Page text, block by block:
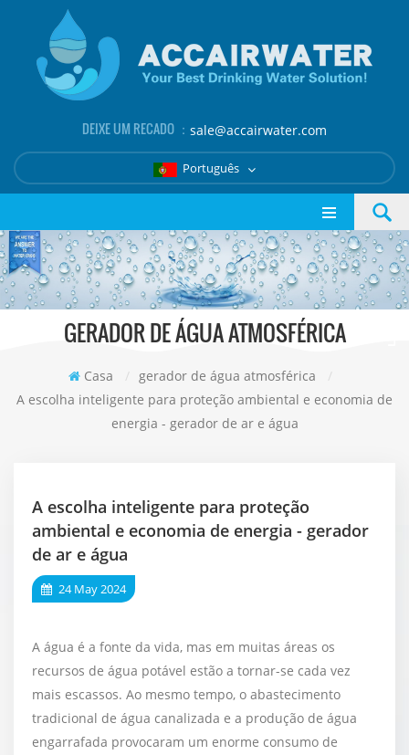
DEIXE UM RECADO ： sale@accairwater.com
Português
GERADOR DE ÁGUA ATMOSFÉRICA
Casa / gerador de água atmosférica
/
A escolha inteligente para proteção ambiental e economia de
energia - gerador de ar e água
A escolha inteligente para proteção
ambiental e economia de energia - gerador
de ar e água
24 May 2024
A água é a fonte da vida, mas em muitas áreas os
recursos de água potável estão a tornar-se cada vez
mais escassos. Ao mesmo tempo, o abastecimento
tradicional de água canalizada e a produção de água
engarrafada provocaram um enorme consumo de